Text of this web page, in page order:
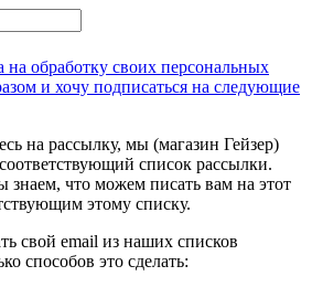
на обработку своих персональных
и хочу подписаться на следующие
на рассылку, мы (магазин Гейзер)
список рассылки.
знаем, что можем писать вам на этот
этому списку.
свой email из наших списков
способов это сделать: